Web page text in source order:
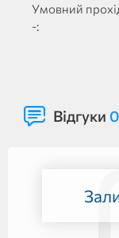
Умовний
-:
Відгуки 0